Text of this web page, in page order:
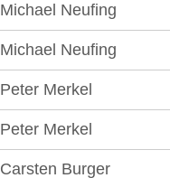
Michael Neufing
Michael Neufing
Peter Merkel
Peter Merkel
Carsten Burger